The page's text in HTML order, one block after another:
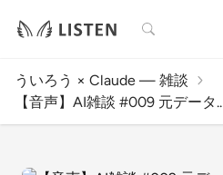
検索
ういろう × Claude — 雑談
【音声】AI雑談 #009 元データ..